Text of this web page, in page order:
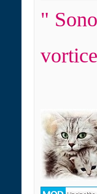
"